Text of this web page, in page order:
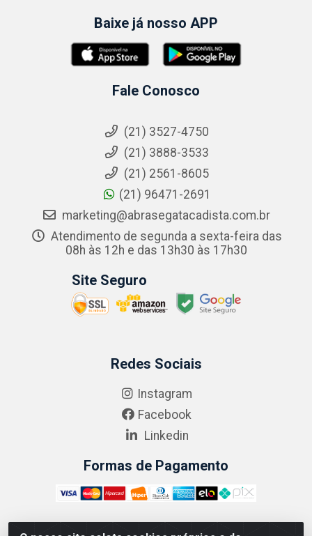
Baixe já nosso APP
Fale Conosco
(21) 3527-4750
(21) 3888-3533
(21) 2561-8605
(21) 96471-2691
marketing@abrasegatacadista.com.br
Atendimento de segunda a sexta-feira das
08h às 12h e das 13h30 às 17h30
Site Seguro
Redes Sociais
Instagram
Facebook
Linkedin
Formas de Pagamento